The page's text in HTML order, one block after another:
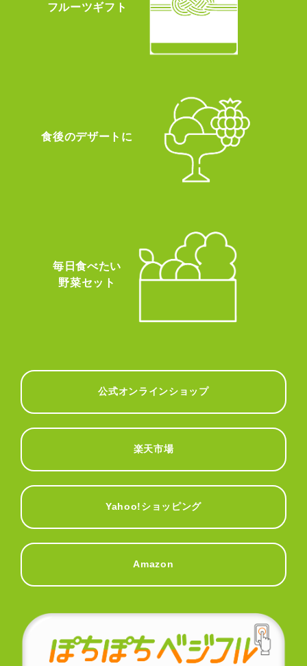
フルーツギフト
食後のデザートに
毎日食べたい
野菜セット
公式オンラインショップ
楽天市場
Yahoo!ショッピング
Amazon